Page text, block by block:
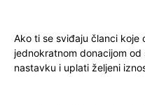
Ako ti se sviđaju članci koje
jednokratnom donacijom
nastavku i uplati željeni